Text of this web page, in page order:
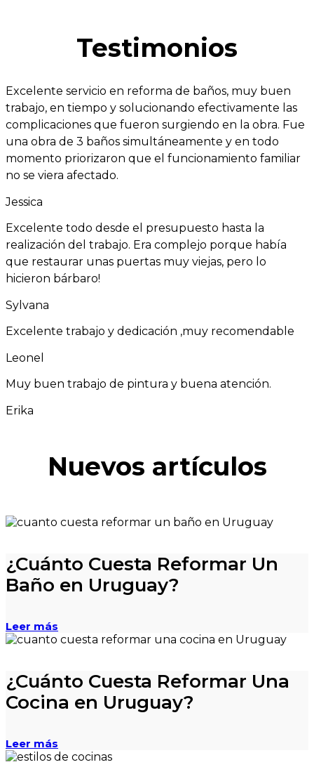
Testimonios
Excelente servicio en reforma de baños, muy buen
trabajo, en tiempo y solucionando efectivamente las
complicaciones que fueron surgiendo en la obra. Fue
una obra de 3 baños simultáneamente y en todo
momento priorizaron que el funcionamiento familiar
no se viera afectado.
Jessica
Excelente todo desde el presupuesto hasta la
realización del trabajo. Era complejo porque había
que restaurar unas puertas muy viejas, pero lo
hicieron bárbaro!
Sylvana
Excelente trabajo y dedicación ,muy recomendable
Leonel
Muy buen trabajo de pintura y buena atención.
Erika
Nuevos artículos
¿Cuánto Cuesta Reformar Un
Baño en Uruguay?
Leer más
¿Cuánto Cuesta Reformar Una
Cocina en Uruguay?
Leer más